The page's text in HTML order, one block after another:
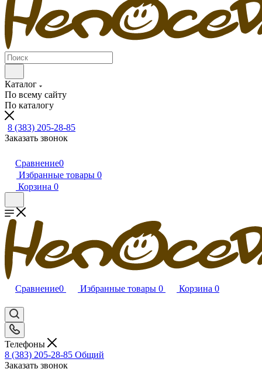
Каталог
По всему сайту
По каталогу
8 (383) 205-28-85
Заказать звонок
Сравнение0
Избранные товары 0
Корзина 0
Сравнение0 Избранные товары 0 Корзина 0
Телефоны
8 (383) 205-28-85 Общий
Заказать звонок